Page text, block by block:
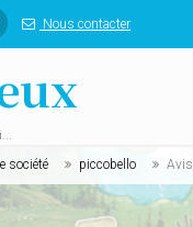
Nous contacter
société piccobello Avis